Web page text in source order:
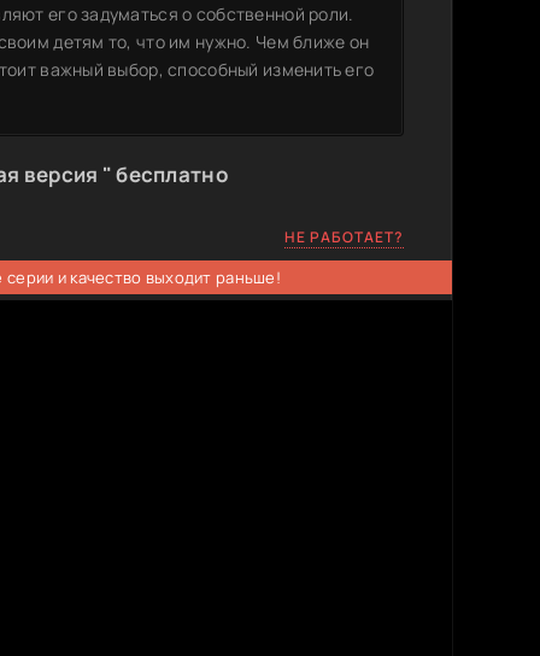
его задуматься о собственной роли.
детям то, что им нужно. Чем ближе он
важный выбор, способный изменить его
версия " бесплатно
НЕ РАБОТАЕТ?
и качество выходит раньше!